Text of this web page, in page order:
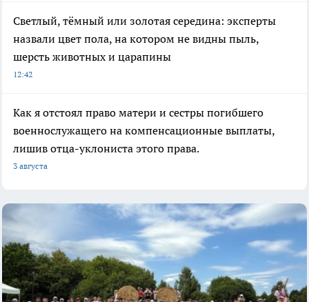
Светлый, тёмный или золотая середина: эксперты
назвали цвет пола, на котором не видны пыль,
шерсть животных и царапины
12:42
Как я отстоял право матери и сестры погибшего
военнослужащего на компенсационные выплаты,
лишив отца-уклониста этого права.
3 августа